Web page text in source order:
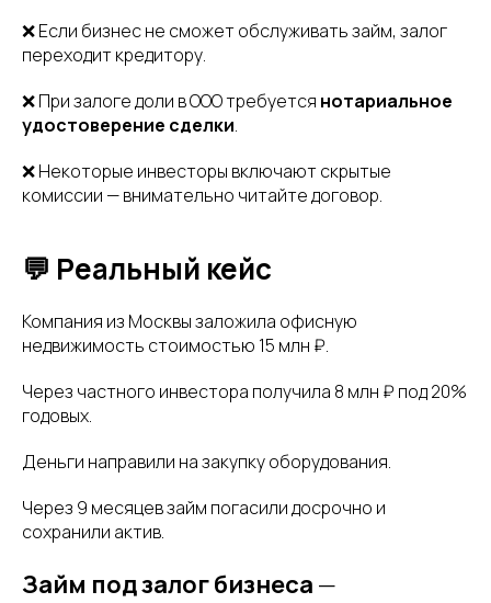
❌ Если бизнес не сможет обслуживать займ, залог
переходит кредитору.
❌ При залоге доли в ООО требуется нотариальное
удостоверение сделки.
❌ Некоторые инвесторы включают скрытые
комиссии — внимательно читайте договор.
💬 Реальный кейс
Компания из Москвы заложила офисную
недвижимость стоимостью 15 млн ₽.
Через частного инвестора получила 8 млн ₽ под 20%
годовых.
Деньги направили на закупку оборудования.
Через 9 месяцев займ погасили досрочно и
сохранили актив.
Займ под залог бизнеса —